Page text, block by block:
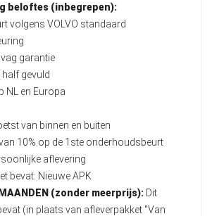
beloftes (inbegrepen):
volgens VOLVO standaard
garantie
gevuld
NL en Europa
van binnen en buiten
10% op de 1ste onderhoudsbeurt
aflevering
bevat: Nieuwe APK
MAANDEN (zonder meerprijs): Dit
(in plaats van afleverpakket "Van